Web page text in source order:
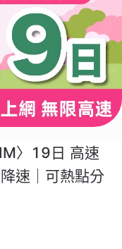
〉19日 高速
速｜可熱點分